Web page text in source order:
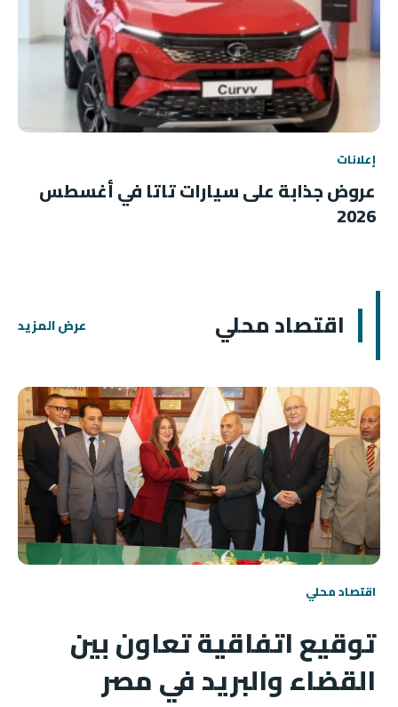
إعلانات
عروض جذابة على سيارات تاتا في أغسطس
2026
اقتصاد محلي عرض المزيد
اقتصاد محلي
توقيع اتفاقية تعاون بين
القضاء والبريد في مصر